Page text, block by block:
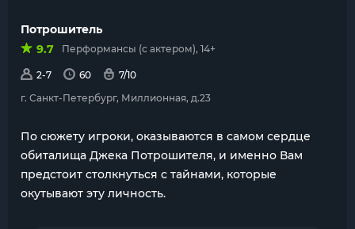
Потрошитель
9.7
Перформансы (с актером), 14+
2-7 60
7/10
г. Санкт-Петербург, Миллионная, д.23
По сюжету игроки, оказываются в самом сердце
обиталища Джека Потрошителя, и именно Вам
предстоит столкнуться с тайнами, которые
окутывают эту личность.